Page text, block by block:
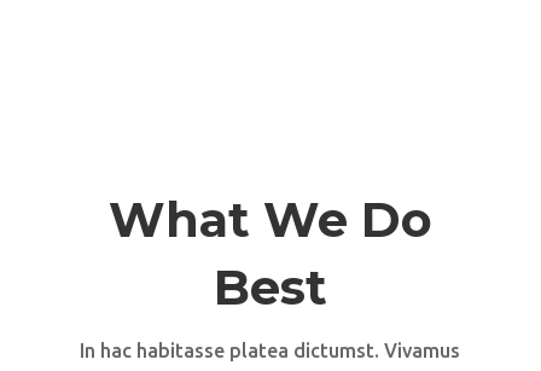
What We Do
Best
In hac habitasse platea dictumst. Vivamus